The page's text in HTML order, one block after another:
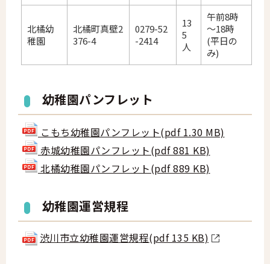
北橘幼
稚園
北橘町真壁2
376-4
0279-52
-2414
13
5
人
午前8時
～18時
(平日の
み)
幼稚園パンフレット
こもち幼稚園パンフレット(pdf 1.30 MB)
赤城幼稚園パンフレット(pdf 881 KB)
北橘幼稚園パンフレット(pdf 889 KB)
幼稚園運営規程
渋川市立幼稚園運営規程(pdf 135 KB)